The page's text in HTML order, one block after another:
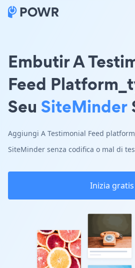
Embutir A
Feed
Seu SiteMinder
Aggiungi A Testimonial Feed
SiteMinder senza codifica o mal di
Inizia gratis